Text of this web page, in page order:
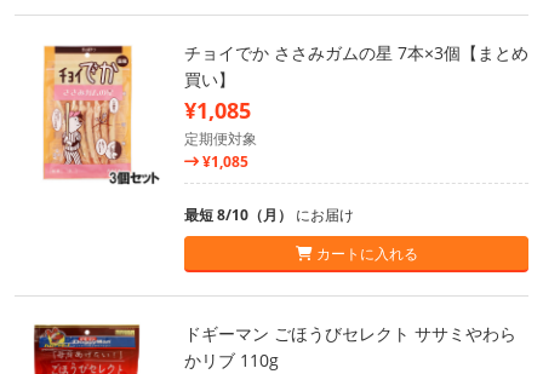
チョイでか ささみガムの星 7本×3個【まとめ
買い】
¥1,085
定期便対象
¥1,085
最短 8/10（月） にお届け
カートに入れる
ドギーマン ごほうびセレクト ササミやわら
かリブ 110g